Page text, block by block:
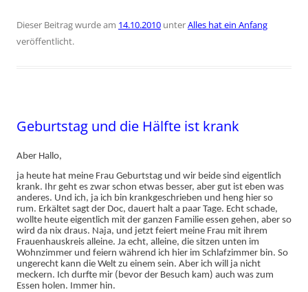
Dieser Beitrag wurde am 14.10.2010 unterAlles hat ein Anfang
veröffentlicht.
Geburtstag und die Hälfte ist krank
Aber Hallo,
ja heute hat meine Frau Geburtstag und wir beide sind eigentlich
krank. Ihr geht es zwar schon etwas besser, aber gut ist eben was
anderes. Und ich, ja ich bin krankgeschrieben und heng hier so
rum. Erkältet sagt der Doc, dauert halt a paar Tage. Echt schade,
wollte heute eigentlich mit der ganzen Familie essen gehen, aber so
wird da nix draus. Naja, und jetzt feiert meine Frau mit ihrem
Frauenhauskreis alleine. Ja echt, alleine, die sitzen unten im
Wohnzimmer und feiern während ich hier im Schlafzimmer bin. So
ungerecht kann die Welt zu einem sein. Aber ich will ja nicht
meckern. Ich durfte mir (bevor der Besuch kam) auch was zum
Essen holen. Immer hin.